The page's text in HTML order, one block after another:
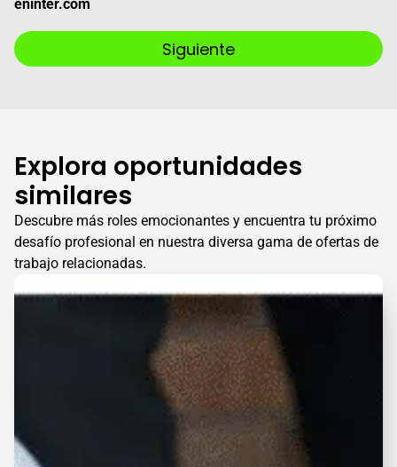
eninter.com
Siguiente
Explora oportunidades
similares
Descubre más roles emocionantes y encuentra tu próximo
desafío profesional en nuestra diversa gama de ofertas de
trabajo relacionadas.